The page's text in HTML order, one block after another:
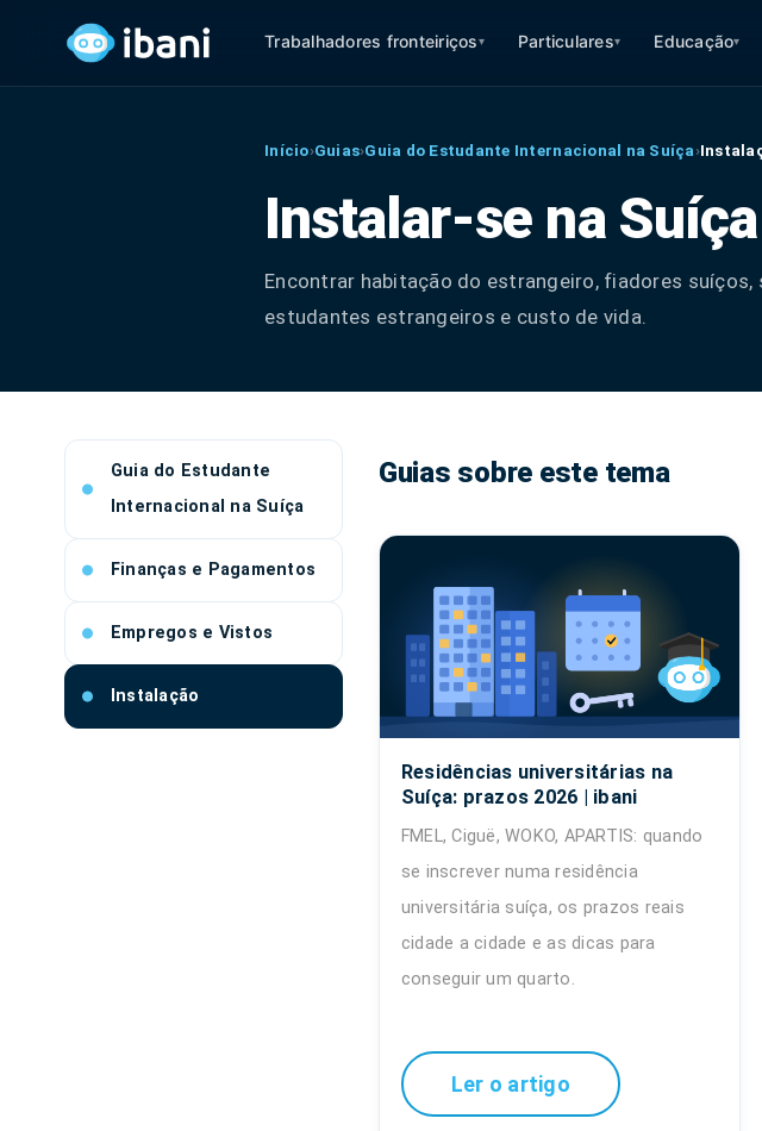
Trabalhadores fronteiriços▾ Particulares▾ Educação▾
Início›Guias›Guia do Estudante Internacional na Suíça›
Instalar-se na
Encontrar habitação do estrangeiro, fiadores suíços,
estudantes estrangeiros e custo de vida.
Guia do Estudante
Internacional na Suíça
Finanças e Pagamentos
Empregos e Vistos
Instalação
Guias sobre este tema
Residências universitárias na
Suíça: prazos 2026 | ibani
FMEL, Ciguë, WOKO, APARTIS: quando
se inscrever numa residência
universitária suíça, os prazos reais
cidade a cidade e as dicas para
conseguir um quarto.
Ler o artigo